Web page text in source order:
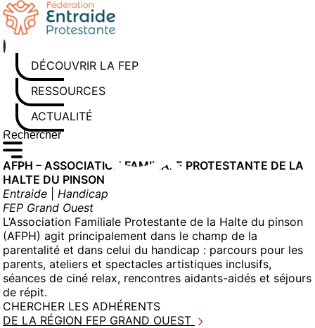
Aller
au
contenu
DÉCOUVRIR LA FEP
RESSOURCES
ACTUALITÉS
Rechercher sur le site
Saisissez au moins 3 caractères pour lancer la recherche
AFPH – ASSOCIATION FAMILIALE PROTESTANTE DE LA
HALTE DU PINSON
Entraide
Handicap
FEP Grand Ouest
L’Association Familiale Protestante de la Halte du pinson
(AFPH) agit principalement dans le champ de la
parentalité et dans celui du handicap : parcours pour les
parents, ateliers et spectacles artistiques inclusifs,
séances de ciné relax, rencontres aidants-aidés et séjours
de répit.
CHERCHER LES ADHÉRENTS
DE LA RÉGION FEP GRAND OUEST